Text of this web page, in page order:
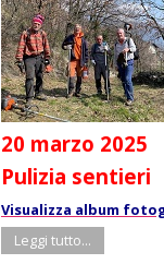
20 marzo 2025
Pulizia sentieri
Visualizza album
Leggi tutto...